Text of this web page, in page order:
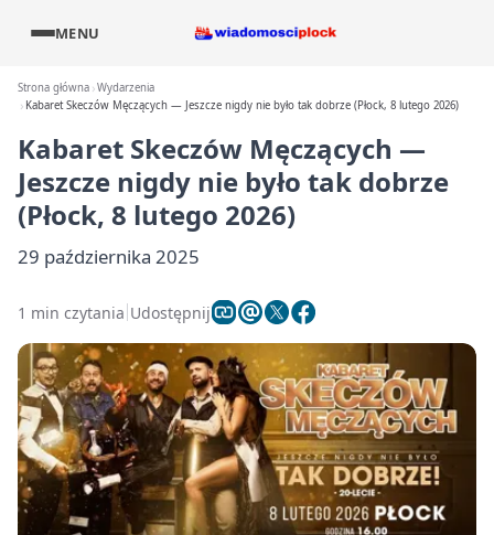
MENU
Strona główna Wydarzenia
Kabaret Skeczów Męczących — Jeszcze nigdy nie było tak dobrze (Płock, 8 lutego 2026)
Kabaret Skeczów Męczących —
Jeszcze nigdy nie było tak dobrze
(Płock, 8 lutego 2026)
29 października 2025
1 min czytania Udostępnij